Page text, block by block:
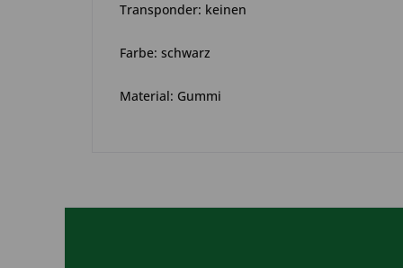
Transponder: keinen
Farbe: schwarz
Material: Gummi